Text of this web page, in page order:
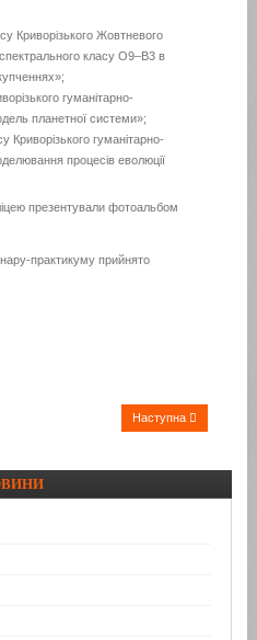
Криворізького Жовтневого
спектрального класу О9–В3 в
гуманітарно-
планетної системи»;
Криворізького гуманітарно-
процесів еволюції
презентували фотоальбом
практикуму прийнято
Наступна